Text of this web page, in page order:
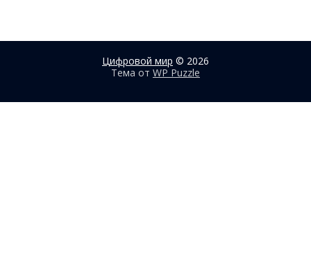
Цифровой мир © 2026
Тема от WP Puzzle